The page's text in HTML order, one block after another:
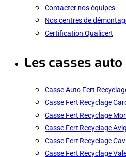
Contacter nos équipes
Nos centres de
Certification Qualicert
Les casses
Casse Auto Fert
Casse Fert Recyclage
Casse Fert Recyclage
Casse Fert Recyclage
Casse Fert Recyclage
Casse Fert Recyclage